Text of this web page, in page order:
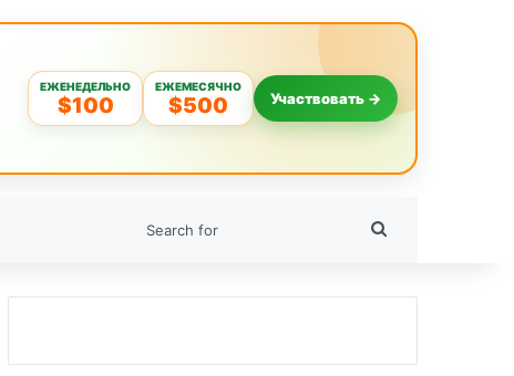
ЕЖЕНЕДЕЛЬНО
$100
ЕЖЕМЕСЯЧНО
$500 Участвовать →